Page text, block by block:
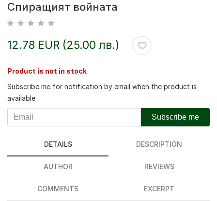
Спиращият войната
12.78 EUR (25.00 лв.)
Product is not in stock
Subscribe me for notification by email when the product is
available
Subscribe me
DETAILS DESCRIPTION
AUTHOR REVIEWS
COMMENTS EXCERPT